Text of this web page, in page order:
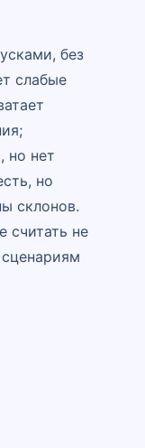
без
слабые
но нет
но
склонов.
считать не